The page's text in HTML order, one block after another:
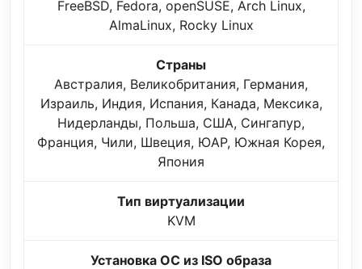
FreeBSD, Fedora, openSUSE, Arch Linux,
AlmaLinux, Rocky Linux
Страны
Австралия, Великобритания, Германия,
Израиль, Индия, Испания, Канада, Мексика,
Нидерланды, Польша, США, Сингапур,
Франция, Чили, Швеция, ЮАР, Южная Корея,
Япония
Тип виртуализации
KVM
Установка ОС из ISO образа